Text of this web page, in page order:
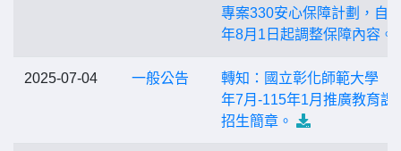
專案330安心保障計劃，自
年8月1日起調整保障內容。
2025-07-04 一般公告
轉知：國立彰化師範大學「
年7月-115年1月推廣教育課
招生簡章。